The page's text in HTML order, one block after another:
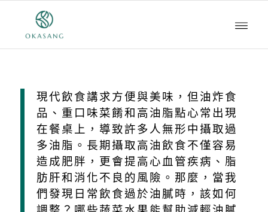
現代飲食講求方便與美味，但油炸食
品、重口味菜餚和高油脂點心常出現
在餐桌上，導致許多人無形中攝取過
多油脂。長期攝取高油飲食不僅容易
造成肥胖，更會提高心血管疾病、脂
肪肝和消化不良的風險。那麼，當我
們發現日常飲食過於油膩時，該如何